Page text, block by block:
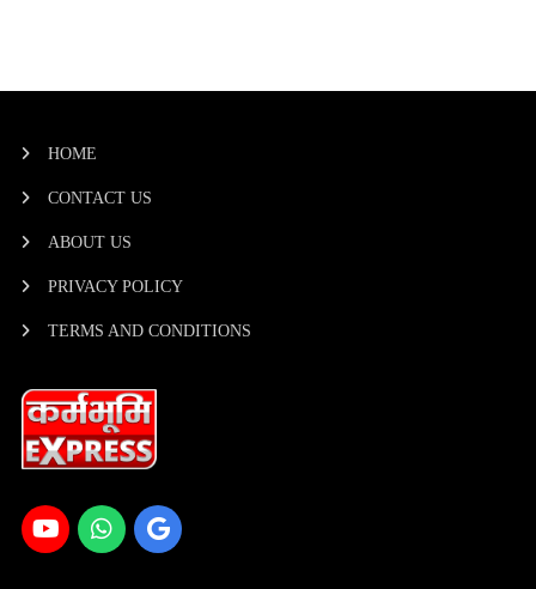
HOME
CONTACT US
ABOUT US
PRIVACY POLICY
TERMS AND CONDITIONS